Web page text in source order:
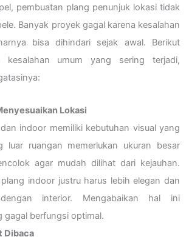
pembuatan plang penunjuk lokasi tidak
Banyak proyek gagal karena kesalahan
bisa dihindari sejak awal. Berikut
kesalahan umum yang sering terjadi,
Lokasi
indoor memiliki kebutuhan visual yang
luar ruangan memerlukan ukuran besar
agar mudah dilihat dari kejauhan.
indoor justru harus lebih elegan dan
interior. Mengabaikan hal ini
gagal berfungsi optimal.
Dibaca